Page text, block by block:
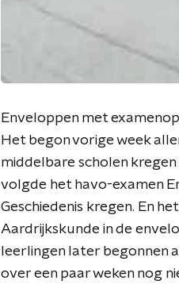
Enveloppen met
Het begon vorige week
middelbare scholen kregen
volgde het havo-examen
Geschiedenis kregen. En
Aardrijkskunde in de
leerlingen later begonnen
over een paar weken nog